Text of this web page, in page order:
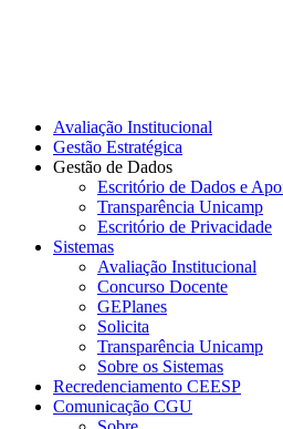
Avaliação Institucional
Gestão Estratégica
Gestão de Dados
Escritório de Dados e
Transparência Unicamp
Escritório de Privacidade
Sistemas
Avaliação Institucional
Concurso Docente
GEPlanes
Solicita
Transparência Unicamp
Sobre os Sistemas
Recredenciamento CEESP
Comunicação CGU